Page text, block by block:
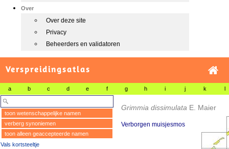
Over
Over deze site
Privacy
Beheerders en validatoren
Verspreidingsatlas
a b c d e f g h i j k l
toon wetenschappelijke namen
verberg synoniemen
toon alleen geaccepteerde namen
Vals kortsteeltje
Grimmia dissimulata E. Maier
Verborgen muisjesmos